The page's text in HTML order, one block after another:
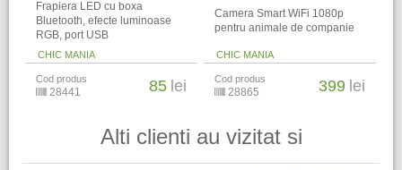
Frapiera LED cu boxa
Bluetooth, efecte luminoase
RGB, port USB
CHIC MANIA
Cod produs
28441 85 lei
Camera Smart WiFi 1080p
pentru animale de companie
CHIC MANIA
Cod produs
28865 399 lei
Alti clienti au vizitat si